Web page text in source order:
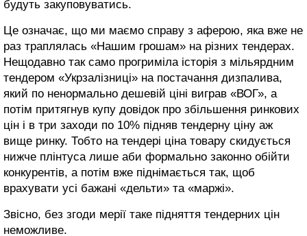
будуть закуповуватись.
Це означає, що ми маємо справу з аферою, яка вже не
раз траплялась «Нашим грошам» на різних тендерах.
Нещодавно так само прогриміла історія з мільярдним
тендером «Укрзалізниці» на постачання дизпалива,
який по ненормально дешевій ціні виграв «ВОГ», а
потім притягнув купу довідок про збільшення ринкових
цін і в три заходи по 10% підняв тендерну ціну аж
вище ринку. Тобто на тендері ціна товару скидується
нижче плінтуса лише аби формально законно обійти
конкурентів, а потім вже піднімається так, щоб
врахувати усі бажані «дельти» та «маржі».
Звісно, без згоди мерії таке підняття тендерних цін
неможливе.